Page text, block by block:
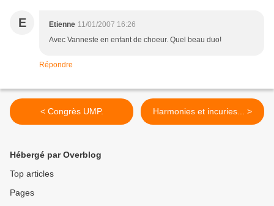
E Etienne 11/01/2007 16:26
Avec Vanneste en enfant de choeur. Quel beau duo!
Répondre
< Congrès UMP. Harmonies et incuries... >
Hébergé par Overblog
Top articles
Pages